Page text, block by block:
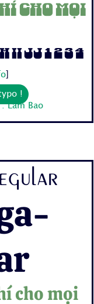
cho mọi
Ii Jj 1 2 3 4
]
!
Lam Bao
cho mọi